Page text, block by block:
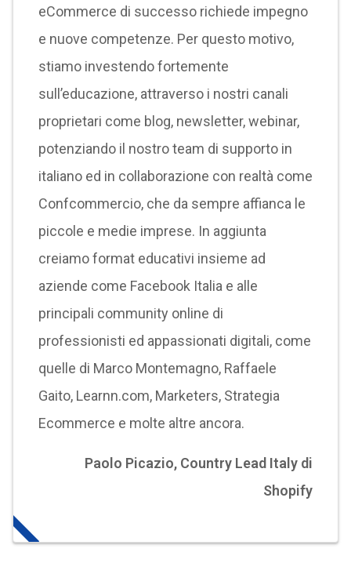
eCommerce di successo richiede impegno
e nuove competenze. Per questo motivo,
stiamo investendo fortemente
sull’educazione, attraverso i nostri canali
proprietari come blog, newsletter, webinar,
potenziando il nostro team di supporto in
italiano ed in collaborazione con realtà come
Confcommercio, che da sempre affianca le
piccole e medie imprese. In aggiunta
creiamo format educativi insieme ad
aziende come Facebook Italia e alle
principali community online di
professionisti ed appassionati digitali, come
quelle di Marco Montemagno, Raffaele
Gaito, Learnn.com, Marketers, Strategia
Ecommerce e molte altre ancora.
Paolo Picazio, Country Lead Italy di
Shopify